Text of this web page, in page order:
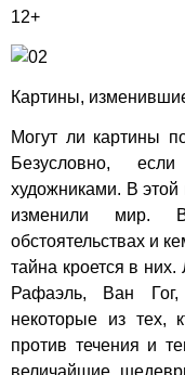
12+
Картины,
Могут ли картины
Безусловно,
художниками. В этой
изменили мир.
обстоятельствах и
тайна кроется в
Рафаэль, Ван
некоторые из тех,
против течения и
величайшие